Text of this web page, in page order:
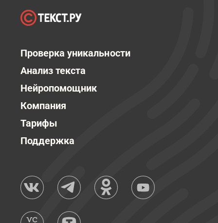
Проверка уникальности
Анализ текста
Нейропомощник
Компания
Тарифы
Поддержка